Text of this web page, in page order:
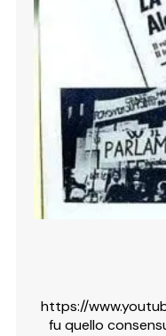
https://
fu quello